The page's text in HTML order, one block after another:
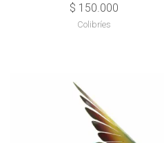
$ 150.000
Colibríes